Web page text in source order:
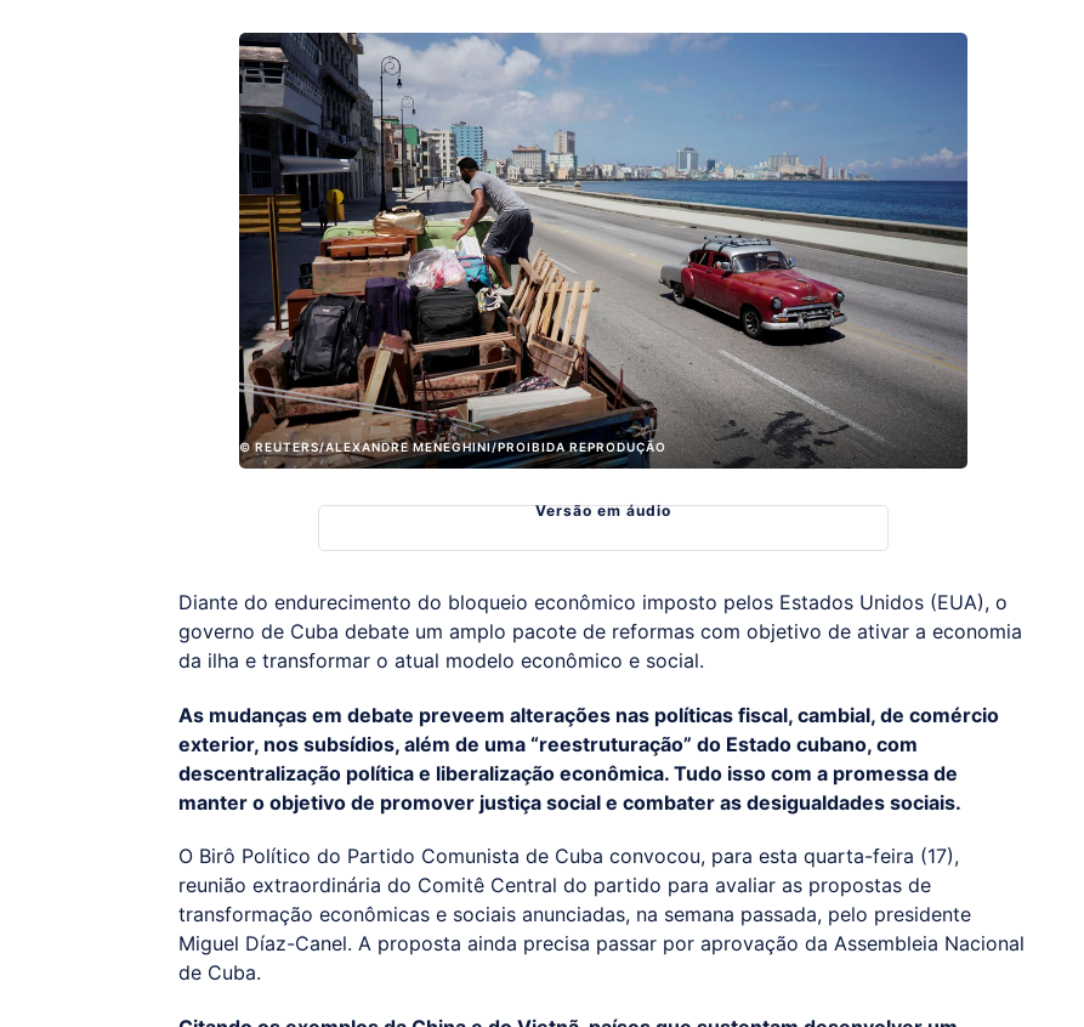
© REUTERS/ALEXANDRE MENEGHINI/PROIBIDA REPRODUÇÃO
Versão em áudio
Diante do endurecimento do bloqueio econômico imposto pelos Estados Unidos (EUA), o
governo de Cuba debate um amplo pacote de reformas com objetivo de ativar a economia
da ilha e transformar o atual modelo econômico e social.
As mudanças em debate preveem alterações nas políticas fiscal, cambial, de comércio
exterior, nos subsídios, além de uma “reestruturação” do Estado cubano, com
descentralização política e liberalização econômica. Tudo isso com a promessa de
manter o objetivo de promover justiça social e combater as desigualdades sociais.
O Birô Político do Partido Comunista de Cuba convocou, para esta quarta-feira (17),
reunião extraordinária do Comitê Central do partido para avaliar as propostas de
transformação econômicas e sociais anunciadas, na semana passada, pelo presidente
Miguel Díaz-Canel. A proposta ainda precisa passar por aprovação da Assembleia Nacional
de Cuba.